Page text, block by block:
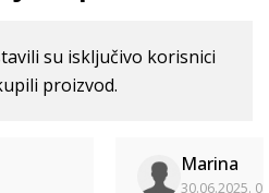
su isključivo korisnici
proizvod.
Marina
30.06.2025.